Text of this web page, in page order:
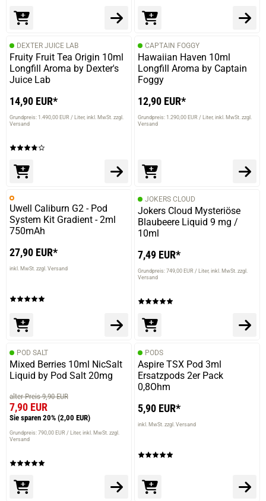
DEXTER JUICE LAB
Fruity Fruit Tea Origin 10ml
Longfill Aroma by Dexter's
Juice Lab
14,90 EUR*
Grundpreis: 1.490,00 EUR / Liter inkl. MwSt. zzgl.
Versand
CAPTAIN FOGGY
Hawaiian Haven 10ml
Longfill Aroma by Captain
Foggy
12,90 EUR*
Grundpreis: 1.290,00 EUR / Liter inkl. MwSt. zzgl.
Versand
Uwell Caliburn G2 - Pod
System Kit Gradient - 2ml
750mAh
27,90 EUR*
inkl. MwSt. zzgl. Versand
JOKERS CLOUD
Jokers Cloud Mysteriöse
Blaubeere Liquid 9 mg /
10ml
7,49 EUR*
Grundpreis: 749,00 EUR / Liter inkl. MwSt. zzgl.
Versand
POD SALT
Mixed Berries 10ml NicSalt
Liquid by Pod Salt 20mg
alter Preis 9,90 EUR
7,90 EUR
Sie sparen 20% (2,00 EUR)
Grundpreis: 790,00 EUR / Liter inkl. MwSt. zzgl.
Versand
PODS
Aspire TSX Pod 3ml
Ersatzpods 2er Pack
0,8Ohm
5,90 EUR*
inkl. MwSt. zzgl. Versand